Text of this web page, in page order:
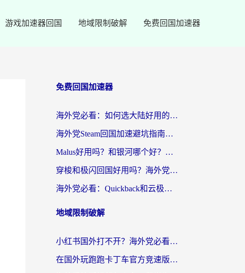
游戏加速器回国 地域限制破解 免费回国加速器
免费回国加速器
海外党必看：如何选大陆好用的vpn？一篇解决你的回国访问难题
海外党Steam回国加速避坑指南：从延迟卡顿到无缝畅玩，我踩过的坑和最优解
Malus好用吗？和银河哪个好？海外党选回国加速器的避坑指南（附乌克兰玩国内游戏实测）
穿梭和极闪回国好用吗？海外党亲测4款加速器+1个隐藏宝藏
海外党必看：Quickback和云极好用吗？3招教你选对回国加速器（附PC端VPN实测对比）
地域限制破解
小红书国外打不开？海外党必看！3步解决国内影音、生活服务全畅通
在国外玩跑跑卡丁车官方竞速版总卡顿？这篇攻略帮你解决地区限制+低延迟难题